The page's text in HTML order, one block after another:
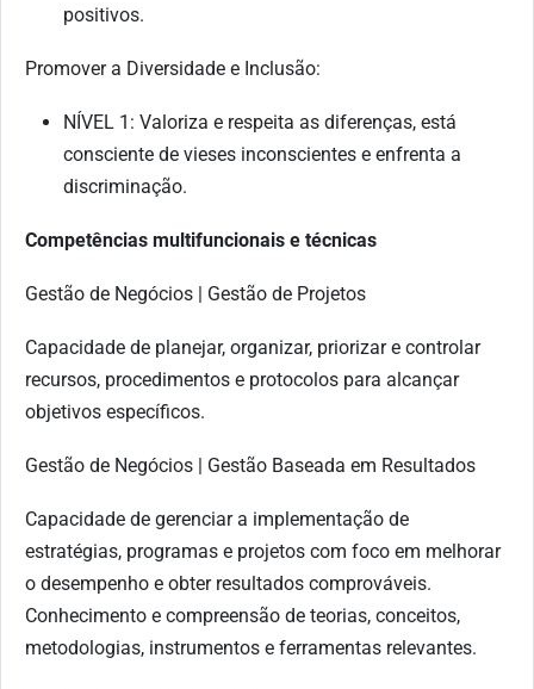
positivos.
Promover a Diversidade e Inclusão:
NÍVEL 1: Valoriza e respeita as diferenças, está
consciente de vieses inconscientes e enfrenta a
discriminação.
Competências multifuncionais e técnicas
Gestão de Negócios | Gestão de Projetos
Capacidade de planejar, organizar, priorizar e controlar
recursos, procedimentos e protocolos para alcançar
objetivos específicos.
Gestão de Negócios | Gestão Baseada em Resultados
Capacidade de gerenciar a implementação de
estratégias, programas e projetos com foco em melhorar
o desempenho e obter resultados comprováveis.
Conhecimento e compreensão de teorias, conceitos,
metodologias, instrumentos e ferramentas relevantes.